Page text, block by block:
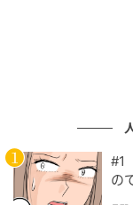
次の記事
「座
#1
の